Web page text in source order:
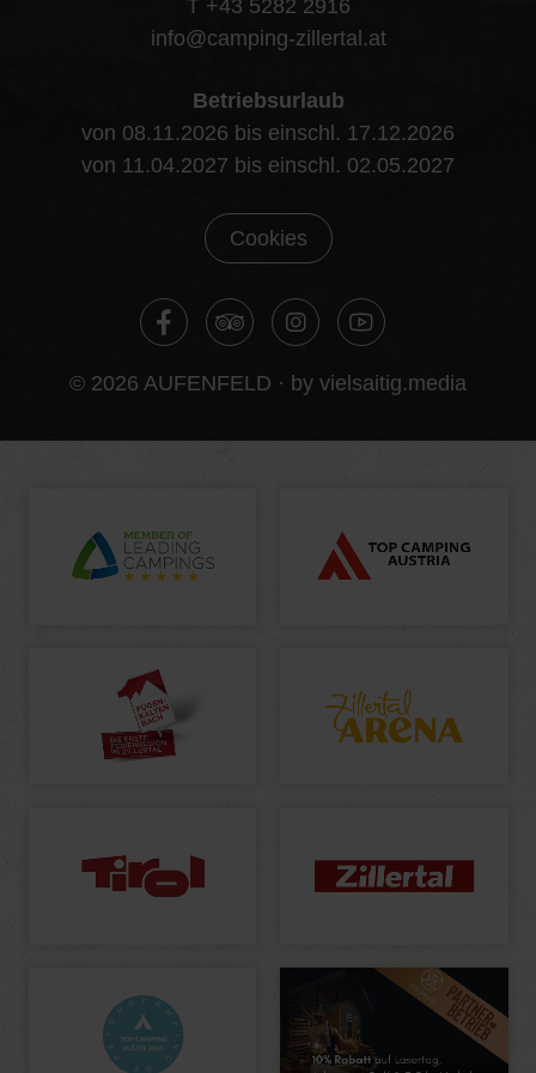
T +43 5282 2916
info@camping-zillertal.at
Betriebsurlaub
von 08.11.2026 bis einschl. 17.12.2026
von 11.04.2027 bis einschl. 02.05.2027
Cookies
© 2026 AUFENFELD · by vielsaitig.media